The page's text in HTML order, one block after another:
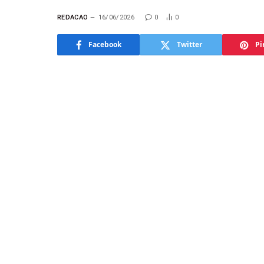
REDACAO 16/06/2026 0 0
Facebook Twitter